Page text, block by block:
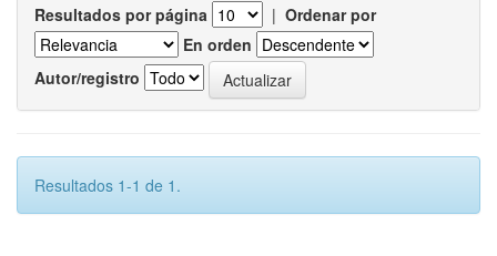
Resultados por página | Ordenar por
En orden
Autor/registro
Resultados 1-1 de 1.